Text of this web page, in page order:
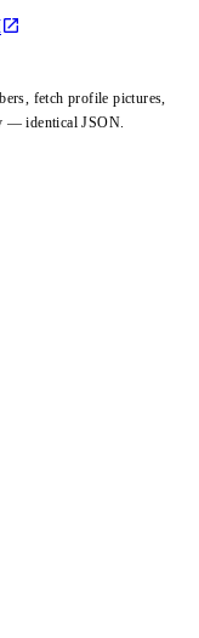
fetch profile pictures,
— identical JSON.